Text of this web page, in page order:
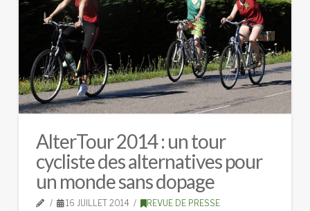
AlterTour 2014 : un tour
cycliste des alternatives pour
un monde sans dopage
16 JUILLET 2014 REVUE DE PRESSE